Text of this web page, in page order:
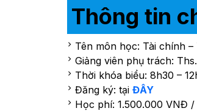
Thông tin
Tên môn học: Tài chính
Giảng viên phụ trách:
Thời khóa biểu: 8h30 –
Đăng ký: tại ĐÂY
Học phí: 1.500.000 VNĐ /